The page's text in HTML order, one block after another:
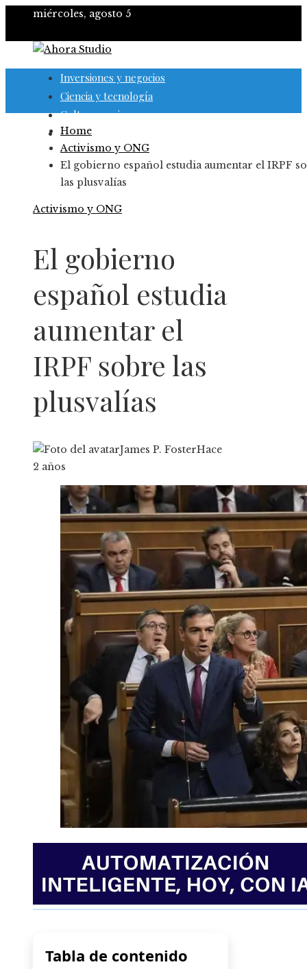
miércoles, agosto 5
Inversiones y negocios
Ciencia y tecnología
Cultura y ocio
Responsabilidad social
Home
Activismo y ONG
El gobierno español estudia aumentar el IRPF
las plusvalías
Activismo y ONG
El gobierno
español estudia
aumentar el
IRPF sobre las
plusvalías
James P. FosterHace
2 años
Tabla de contenido